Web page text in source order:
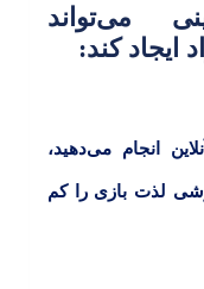
13 مینی می‌تواند
ایجاد کند:
انجام می‌دهید،
لذت بازی را کم